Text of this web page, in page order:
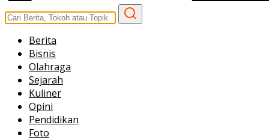
Berita
Bisnis
Olahraga
Sejarah
Kuliner
Opini
Pendidikan
Foto